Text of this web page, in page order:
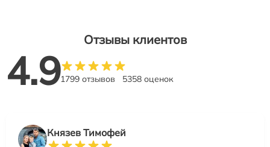
Отзывы клиентов
4.91799 отзывов 5358 оценок
Князев Тимофей